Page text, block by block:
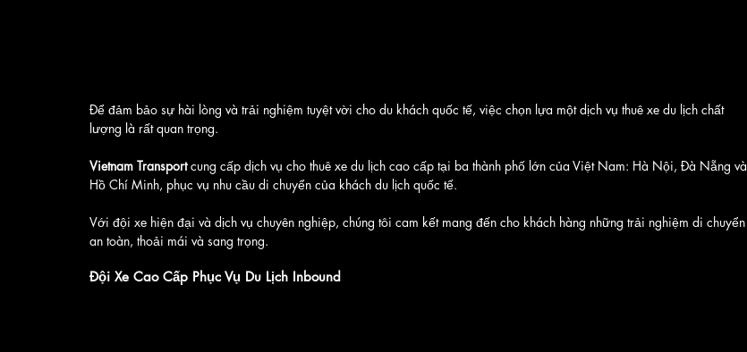
Để đảm bảo sự hài lòng và trải nghiệm tuyệt vời cho du khách quốc tế, việc chọn lựa một dịch vụ thuê xe du lịch chất
lượng là rất quan trọng.
Vietnam Transport cung cấp dịch vụ cho thuê xe du lịch cao cấp tại ba thành phố lớn của Việt Nam: Hà Nội, Đà Nẵng và
Hồ Chí Minh, phục vụ nhu cầu di chuyển của khách du lịch quốc tế.
Với đội xe hiện đại và dịch vụ chuyên nghiệp, chúng tôi cam kết mang đến cho khách hàng những trải nghiệm di chuyển
an toàn, thoải mái và sang trọng.
Đội Xe Cao Cấp Phục Vụ Du Lịch Inbound